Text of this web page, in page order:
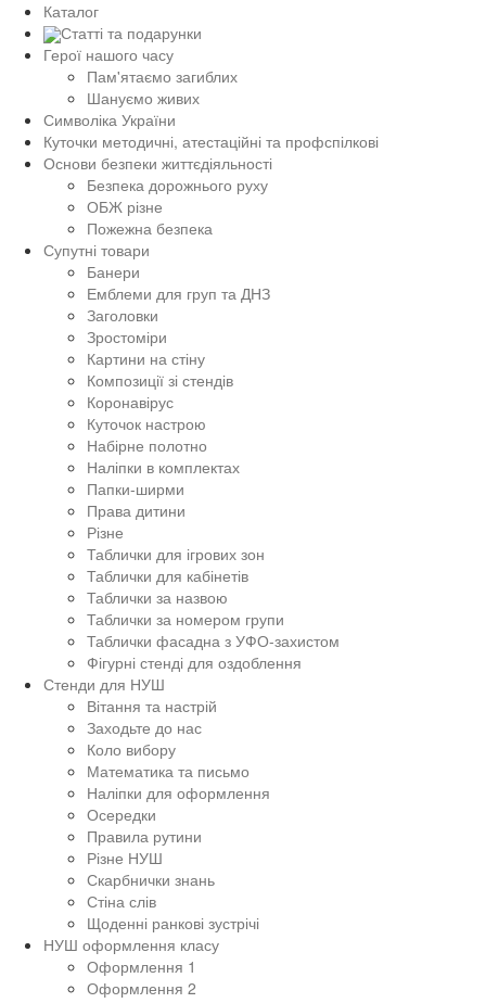
Каталог
Статті та подарунки
Герої нашого часу
Пам'ятаємо загиблих
Шануємо живих
Символіка України
Куточки методичні, атестаційні та профспілкові
Основи безпеки життєдіяльності
Безпека дорожнього руху
ОБЖ різне
Пожежна безпека
Супутні товари
Банери
Емблеми для груп та ДНЗ
Заголовки
Зростоміри
Картини на стіну
Композиції зі стендів
Коронавірус
Куточок настрою
Набірне полотно
Наліпки в комплектах
Папки-ширми
Права дитини
Різне
Таблички для ігрових зон
Таблички для кабінетів
Таблички за назвою
Таблички за номером групи
Таблички фасадна з УФО-захистом
Фігурні стенді для оздоблення
Стенди для НУШ
Вітання та настрій
Заходьте до нас
Коло вибору
Математика та письмо
Наліпки для оформлення
Осередки
Правила рутини
Різне НУШ
Скарбнички знань
Стіна слів
Щоденні ранкові зустрічі
НУШ оформлення класу
Оформлення 1
Оформлення 2